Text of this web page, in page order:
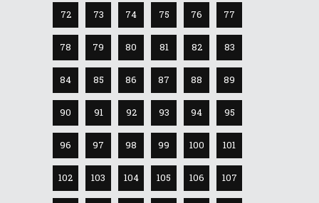
72 73 74 75 76 77
78 79 80 81 82 83
84 85 86 87 88 89
90 91 92 93 94 95
96 97 98 99 100 101
102 103 104 105 106 107